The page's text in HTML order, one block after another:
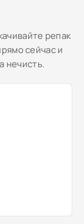
репак
сейчас и
нечисть.